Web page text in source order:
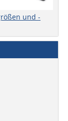
und -